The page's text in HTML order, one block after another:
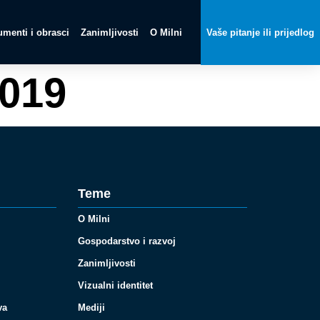
i obrasci Zanimljivosti O Milni Vaše pitanje ili prijedlog
Teme
O Milni
Gospodarstvo i razvoj
Zanimljivosti
Vizualni identitet
Mediji